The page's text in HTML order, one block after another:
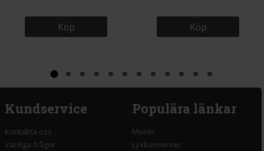
Köp Köp
Kundservice
Kontakta oss
Vanliga frågor
Populära länkar
Monin
Lyxkonserver